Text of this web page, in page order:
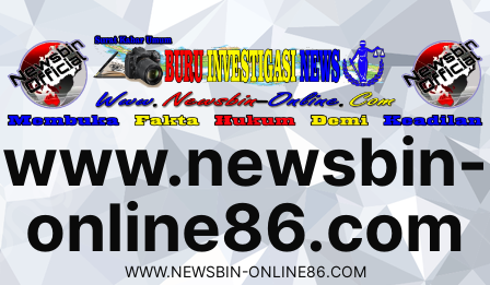
Skip
content
www.newsbin-
online86.com
WWW.NEWSBIN-ONLINE86.COM